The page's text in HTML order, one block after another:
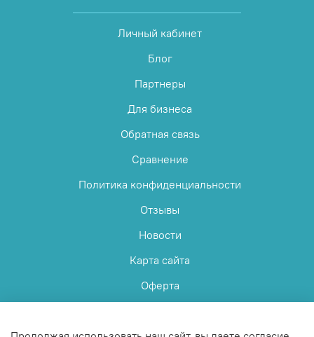
Личный кабинет
Блог
Партнеры
Для бизнеса
Обратная связь
Сравнение
Политика конфиденциальности
Отзывы
Новости
Карта сайта
Оферта